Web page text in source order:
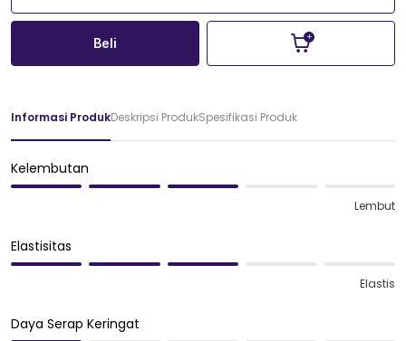
Beli
Informasi ProdukDeskripsi ProdukSpesifikasi Produk
Kelembutan
Lembut
Elastisitas
Elastis
Daya Serap Keringat